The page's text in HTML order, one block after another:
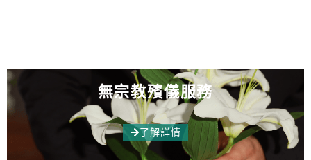
無宗教殯儀服務
了解詳情